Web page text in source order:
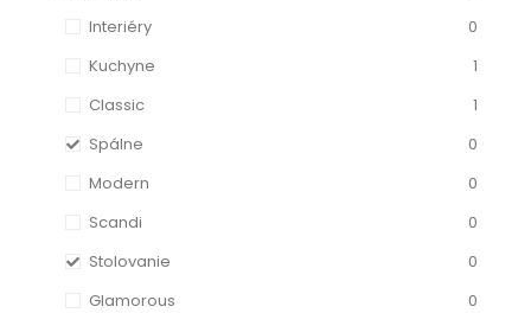
Interiéry
0
Kuchyne
1
Classic
1
Spálne
0
Modern
0
Scandi
0
Stolovanie
0
Glamorous
0